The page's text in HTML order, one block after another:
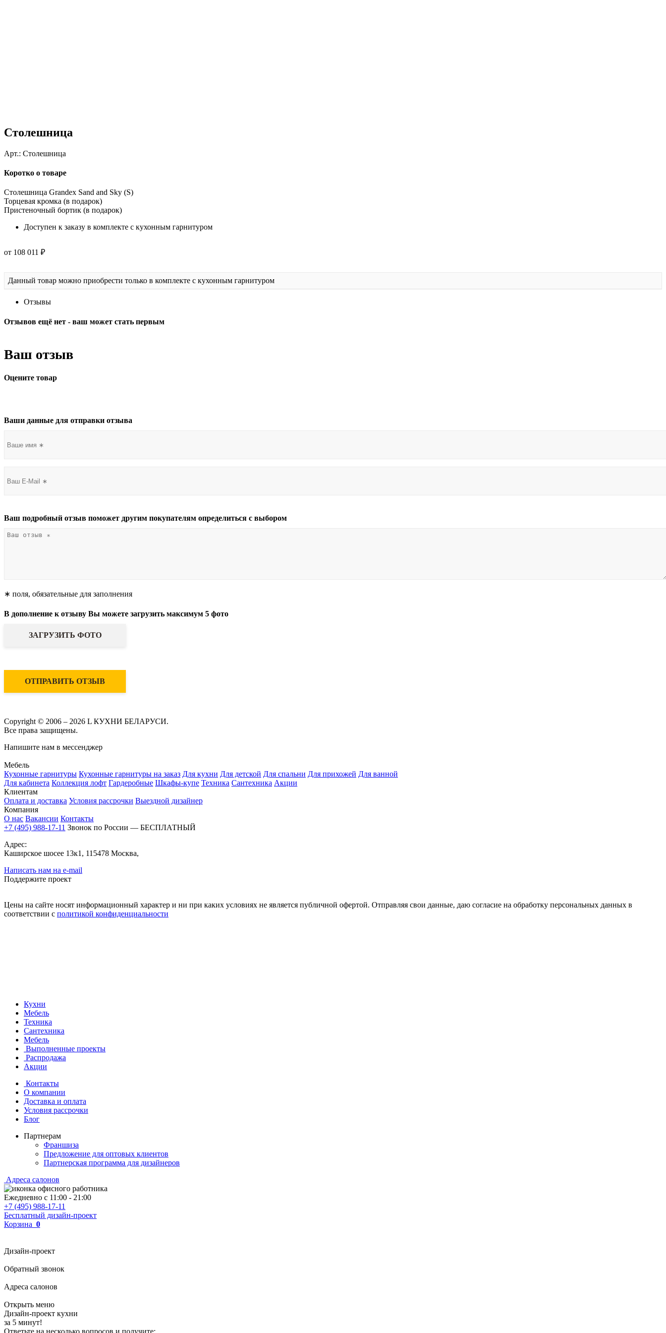
Столешница
Арт.: Столешница
Коротко о товаре
Столешница Grandex Sand and Sky (S)
Торцевая кромка (в подарок)
Пристеночный бортик (в подарок)
Доступен к заказу в комплекте с кухонным гарнитуром
от 108 011 ₽
Данный товар можно приобрести только в комплекте с кухонным гарнитуром
Отзывы
Отзывов ещё нет - ваш может стать первым
Ваш отзыв
Оцените товар
Ваши данные для отправки отзыва
Ваш подробный отзыв поможет другим покупателям определиться с выбором
∗ поля, обязательные для заполнения
В дополнение к отзыву Вы можете загрузить максимум 5 фото
ЗАГРУЗИТЬ ФОТО
ОТПРАВИТЬ ОТЗЫВ
Copyright © 2006 – 2026 L КУХНИ БЕЛАРУСИ.
Все права защищены.
Напишите нам в мессенджер
Мебель
Кухонные гарнитуры Кухонные гарнитуры на заказ Для кухни Для детской Для спальни Для прихожей Для ванной
Для кабинета Коллекция лофт Гардеробные Шкафы-купе Техника Сантехника Акции
Клиентам
Оплата и доставка Условия рассрочки Выездной дизайнер
Компания
О нас Вакансии Контакты
+7 (495) 988-17-11 Звонок по России — БЕСПЛАТНЫЙ
Адрес:
Каширское шосее 13к1, 115478 Москва,
Написать нам на e-mail
Поддержите проект
Цены на сайте носят информационный характер и ни при каких условиях не является публичной офертой. Отправляя свои данные, даю согласие на обработку персональных данных в
соответствии с политикой конфиденциальности
Кухни
Мебель
Техника
Сантехника
Мебель
Выполненные проекты
Распродажа
Акции
Контакты
О компании
Доставка и оплата
Условия рассрочки
Блог
Партнерам
Франшиза
Предложение для оптовых клиентов
Партнерская программа для дизайнеров
Адреса салонов
Ежедневно с 11:00 - 21:00
+7 (495) 988-17-11
Бесплатный дизайн-проект
Корзина 0
Дизайн-проект
Обратный звонок
Адреса салонов
Открыть меню
Дизайн-проект кухни
за 5 минут!